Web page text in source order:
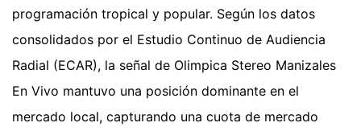
programación tropical y popular. Según los datos
consolidados por el Estudio Continuo de Audiencia
Radial (ECAR), la señal de Olimpica Stereo Manizales
En Vivo mantuvo una posición dominante en el
mercado local, capturando una cuota de mercado